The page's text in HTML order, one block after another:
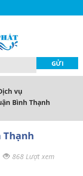
vụ
Bình Thạnh
Thạnh
868 Lượt xem